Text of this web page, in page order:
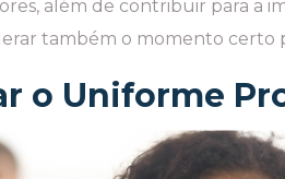
além de contribuir para a
também o momento certo
o Uniforme